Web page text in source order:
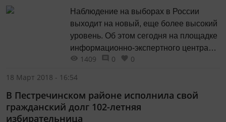
Наблюдение на выборах в России
выходит на новый, еще более высокий
уровень. Об этом сегодня на площадке
информационно-экспертного центра
Общественной палаты Татарстана
Ильнар Гирфанов. Сам корпус на
территории республики работает уже
1409 0
0
18 Март 2018 - 16:54
В Пестречинском районе исполнила свой
гражданский долг 102-летняя
избирательница